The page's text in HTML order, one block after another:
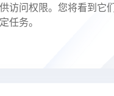
访问权限。您将看到它
任务。